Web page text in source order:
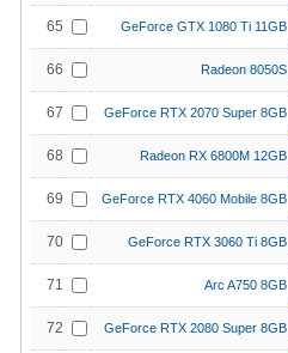
65 GeForce GTX 1080 Ti 11GB
66 Radeon 8050S
67 GeForce RTX 2070 Super 8GB
68 Radeon RX 6800M 12GB
69 GeForce RTX 4060 Mobile 8GB
70 GeForce RTX 3060 Ti 8GB
71 Arc A750 8GB
72 GeForce RTX 2080 Super 8GB